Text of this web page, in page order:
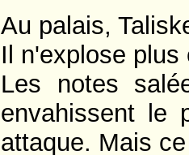
Au palais,
Il n'explose
Les notes
envahissent le
attaque. Mais